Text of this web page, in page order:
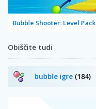
Bubble Shooter: Level Pack
Obiščite tudi
bubble igre (184)